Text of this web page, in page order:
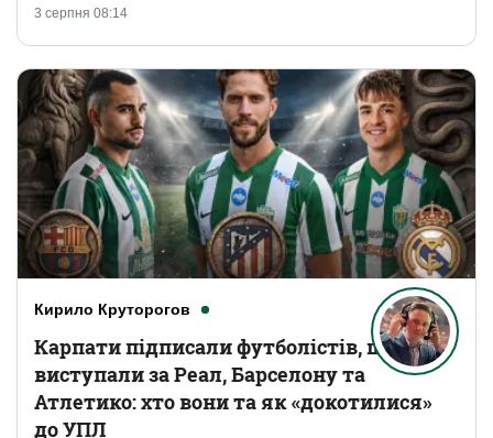
3 серпня 08:14
Кирило Круторогов
Карпати підписали футболістів, що
виступали за Реал, Барселону та
Атлетико: хто вони та як «докотилися»
до УПЛ